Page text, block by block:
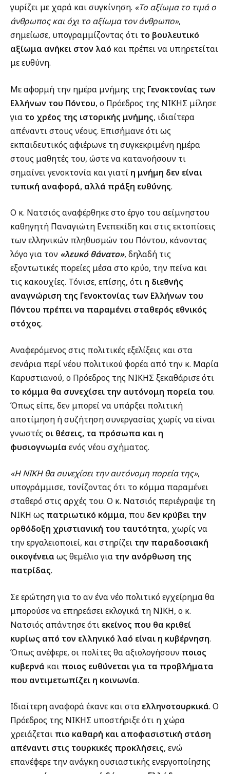
γυρίζει με χαρά και συγκίνηση. «Το αξίωμα το τιμά ο
άνθρωπος και όχι το αξίωμα τον άνθρωπο»,
σημείωσε, υπογραμμίζοντας ότι το βουλευτικό
αξίωμα ανήκει στον λαό και πρέπει να υπηρετείται
με ευθύνη.
Με αφορμή την ημέρα μνήμης της Γενοκτονίας των
Ελλήνων του Πόντου, ο Πρόεδρος της ΝΙΚΗΣ μίλησε
για το χρέος της ιστορικής μνήμης, ιδιαίτερα
απέναντι στους νέους. Επισήμανε ότι ως
εκπαιδευτικός αφιέρωνε τη συγκεκριμένη ημέρα
στους μαθητές του, ώστε να κατανοήσουν τι
σημαίνει γενοκτονία και γιατί η μνήμη δεν είναι
τυπική αναφορά, αλλά πράξη ευθύνης.
Ο κ. Νατσιός αναφέρθηκε στο έργο του αείμνηστου
καθηγητή Παναγιώτη Ενεπεκίδη και στις εκτοπίσεις
των ελληνικών πληθυσμών του Πόντου, κάνοντας
λόγο για τον «λευκό θάνατο», δηλαδή τις
εξοντωτικές πορείες μέσα στο κρύο, την πείνα και
τις κακουχίες. Τόνισε, επίσης, ότι η διεθνής
αναγνώριση της Γενοκτονίας των Ελλήνων του
Πόντου πρέπει να παραμένει σταθερός εθνικός
στόχος.
Αναφερόμενος στις πολιτικές εξελίξεις και στα
σενάρια περί νέου πολιτικού φορέα από την κ. Μαρία
Καρυστιανού, ο Πρόεδρος της ΝΙΚΗΣ ξεκαθάρισε ότι
το κόμμα θα συνεχίσει την αυτόνομη πορεία του.
Όπως είπε, δεν μπορεί να υπάρξει πολιτική
αποτίμηση ή συζήτηση συνεργασίας χωρίς να είναι
γνωστές οι θέσεις, τα πρόσωπα και η
φυσιογνωμία ενός νέου σχήματος.
«Η ΝΙΚΗ θα συνεχίσει την αυτόνομη πορεία της»,
υπογράμμισε, τονίζοντας ότι το κόμμα παραμένει
σταθερό στις αρχές του. Ο κ. Νατσιός περιέγραψε τη
ΝΙΚΗ ως πατριωτικό κόμμα, που δεν κρύβει την
ορθόδοξη χριστιανική του ταυτότητα, χωρίς να
την εργαλειοποιεί, και στηρίζει την παραδοσιακή
οικογένεια ως θεμέλιο για την ανόρθωση της
πατρίδας.
Σε ερώτηση για το αν ένα νέο πολιτικό εγχείρημα θα
μπορούσε να επηρεάσει εκλογικά τη ΝΙΚΗ, ο κ.
Νατσιός απάντησε ότι εκείνος που θα κριθεί
κυρίως από τον ελληνικό λαό είναι η κυβέρνηση.
Όπως ανέφερε, οι πολίτες θα αξιολογήσουν ποιος
κυβερνά και ποιος ευθύνεται για τα προβλήματα
που αντιμετωπίζει η κοινωνία.
Ιδιαίτερη αναφορά έκανε και στα ελληνοτουρκικά. Ο
Πρόεδρος της ΝΙΚΗΣ υποστήριξε ότι η χώρα
χρειάζεται πιο καθαρή και αποφασιστική στάση
απέναντι στις τουρκικές προκλήσεις, ενώ
επανέφερε την ανάγκη ουσιαστικής ενεργοποίησης